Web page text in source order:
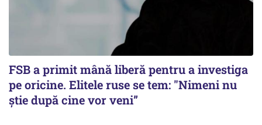
FSB a primit mână liberă pentru a investiga
pe oricine. Elitele ruse se tem: "Nimeni nu
știe după cine vor veni”